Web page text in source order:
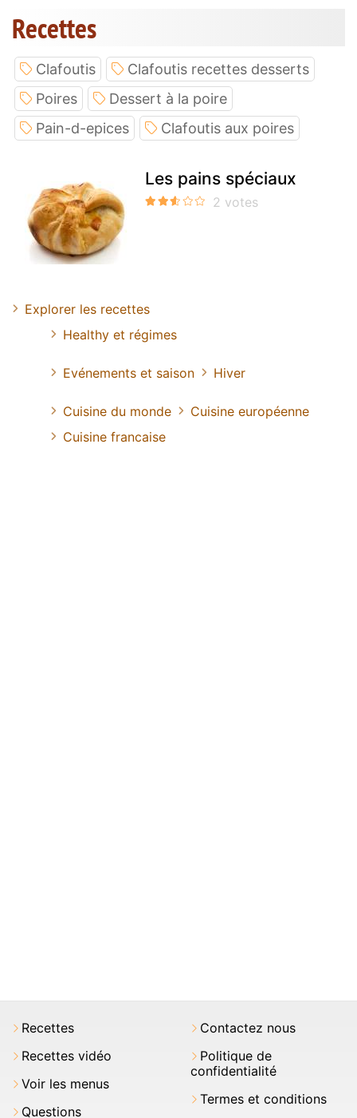
Recettes
Clafoutis
Clafoutis recettes desserts
Poires
Dessert à la poire
Pain-d-epices
Clafoutis aux poires
Les pains spéciaux
Explorer les recettes
Healthy et régimes
Evénements et saison Hiver
Cuisine du monde
Cuisine européenne
Cuisine francaise
Recettes
Recettes vidéo
Voir les menus
Questions
Contactez nous
Politique de
confidentialité
Termes et conditions